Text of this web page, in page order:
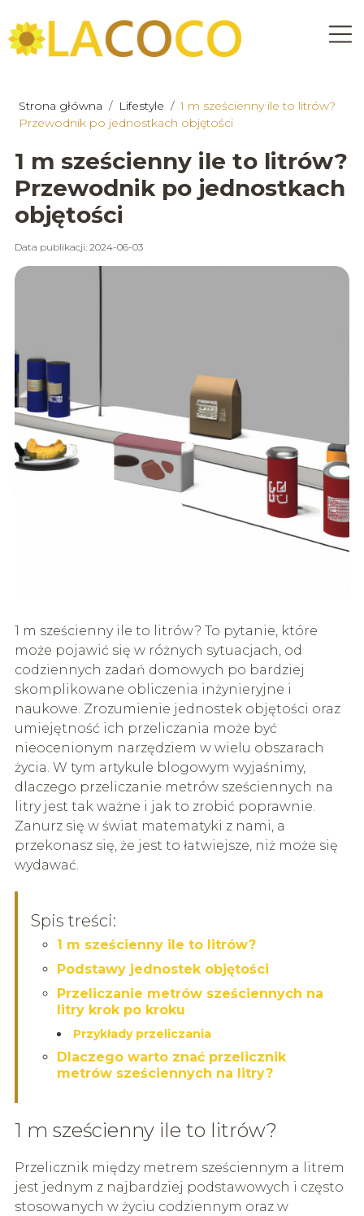
Strona główna / Lifestyle /1 m sześcienny ile to litrów?
Przewodnik po jednostkach objętości
1 m sześcienny ile to litrów?
Przewodnik po jednostkach
objętości
Data publikacji: 2024-06-03
1 m sześcienny ile to litrów? To pytanie, które
może pojawić się w różnych sytuacjach, od
codziennych zadań domowych po bardziej
skomplikowane obliczenia inżynieryjne i
naukowe. Zrozumienie jednostek objętości oraz
umiejętność ich przeliczania może być
nieocenionym narzędziem w wielu obszarach
życia. W tym artykule blogowym wyjaśnimy,
dlaczego przeliczanie metrów sześciennych na
litry jest tak ważne i jak to zrobić poprawnie.
Zanurz się w świat matematyki z nami, a
przekonasz się, że jest to łatwiejsze, niż może się
wydawać.
Spis treści:
1 m sześcienny ile to litrów?
Podstawy jednostek objętości
Przeliczanie metrów sześciennych na
litry krok po kroku
Przykłady przeliczania
Dlaczego warto znać przelicznik
metrów sześciennych na litry?
1 m sześcienny ile to litrów?
Przelicznik między metrem sześciennym a litrem
jest jednym z najbardziej podstawowych i często
stosowanych w życiu codziennym oraz w